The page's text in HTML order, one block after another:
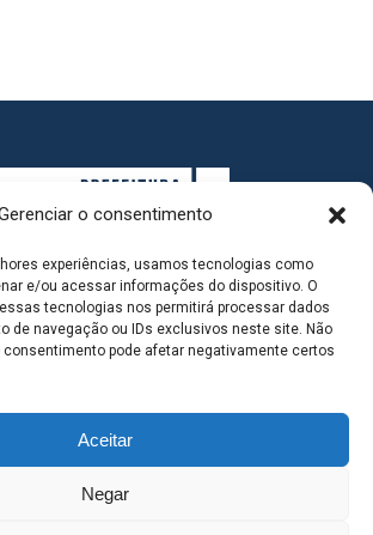
o consentimento
experiências, usamos tecnologias como
e/ou acessar informações do dispositivo. O
tecnologias nos permitirá processar dados
de navegação ou IDs exclusivos neste site. Não
pode afetar negativamente certos
Aceitar
Negar MUNICIPAL - Avenida